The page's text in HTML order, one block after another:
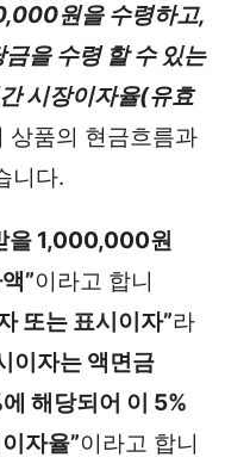
원을 수령하고,
을 수령 할 수 있는
시장이자율(유효
상품의 현금흐름과
니다.
을 1,000,000원
”이라고 합니
또는 표시이자”라
이자는 액면금
해당되어 이 5%
자율”이라고 합니